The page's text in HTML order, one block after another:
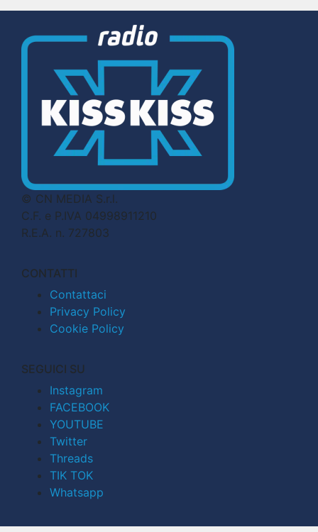
© CN MEDIA S.r.l.
C.F. e P.IVA 04998911210
R.E.A. n. 727803
CONTATTI
Contattaci
Privacy Policy
Cookie Policy
SEGUICI SU
Instagram
FACEBOOK
YOUTUBE
Twitter
Threads
TIK TOK
Whatsapp